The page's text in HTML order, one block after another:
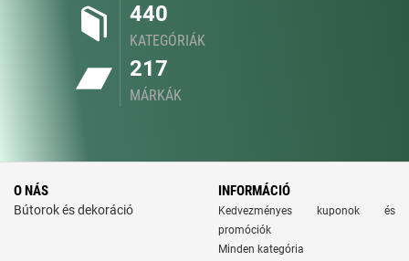
440
KATEGÓRIÁK
217
MÁRKÁK
O NÁS
Bútorok és dekoráció
INFORMÁCIÓ
Kedvezményes kuponok és
promóciók
Minden kategória